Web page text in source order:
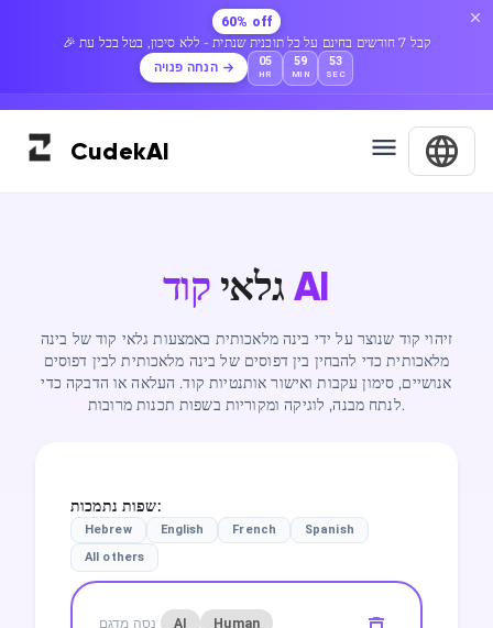
60% off
🎉 קבל 7 חודשים בחינם על כל תוכנית שנתית - ללא סיכון, בטל בכל עת
הנחה פנויה 05
HR
59
MIN
52
SEC
CudekAI
גלאי קוד AI
זיהוי קוד שנוצר על ידי בינה מלאכותית באמצעות גלאי קוד של בינה
מלאכותית כדי להבחין בין דפוסים של בינה מלאכותית לבין דפוסים
אנושיים, סימון עקבות ואישור אותנטיות קוד. העלאה או הדבקה כדי
לנתח מבנה, לוגיקה ומקוריות בשפות תכנות מרובות.
שפות נתמכות:
Hebrew English French
Spanish
All others
נסה מדגם AI Human